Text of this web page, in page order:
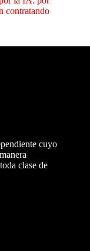
contratando
cuyo
clase de